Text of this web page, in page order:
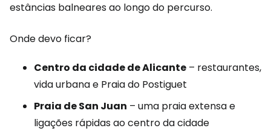
estâncias balneares ao longo do percurso.
Onde devo ficar?
Centro da cidade de Alicante – restaurantes,
vida urbana e Praia do Postiguet
Praia de San Juan – uma praia extensa e
ligações rápidas ao centro da cidade